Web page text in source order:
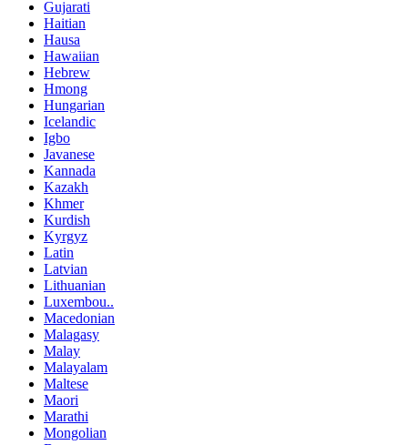
Gujarati
Haitian
Hausa
Hawaiian
Hebrew
Hmong
Hungarian
Icelandic
Igbo
Javanese
Kannada
Kazakh
Khmer
Kurdish
Kyrgyz
Latin
Latvian
Lithuanian
Luxembou..
Macedonian
Malagasy
Malay
Malayalam
Maltese
Maori
Marathi
Mongolian